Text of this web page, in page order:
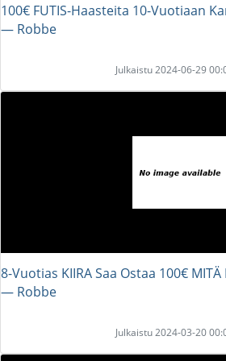
100€ FUTIS-Haasteita 10-Vuotiaan
― Robbe
Julkaistu 2024-06-29
8-Vuotias KIIRA Saa Ostaa 100€ MITÄ
― Robbe
Julkaistu 2024-03-20